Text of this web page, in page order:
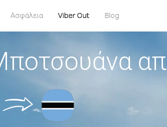
Ασφάλεια Viber Out Blog